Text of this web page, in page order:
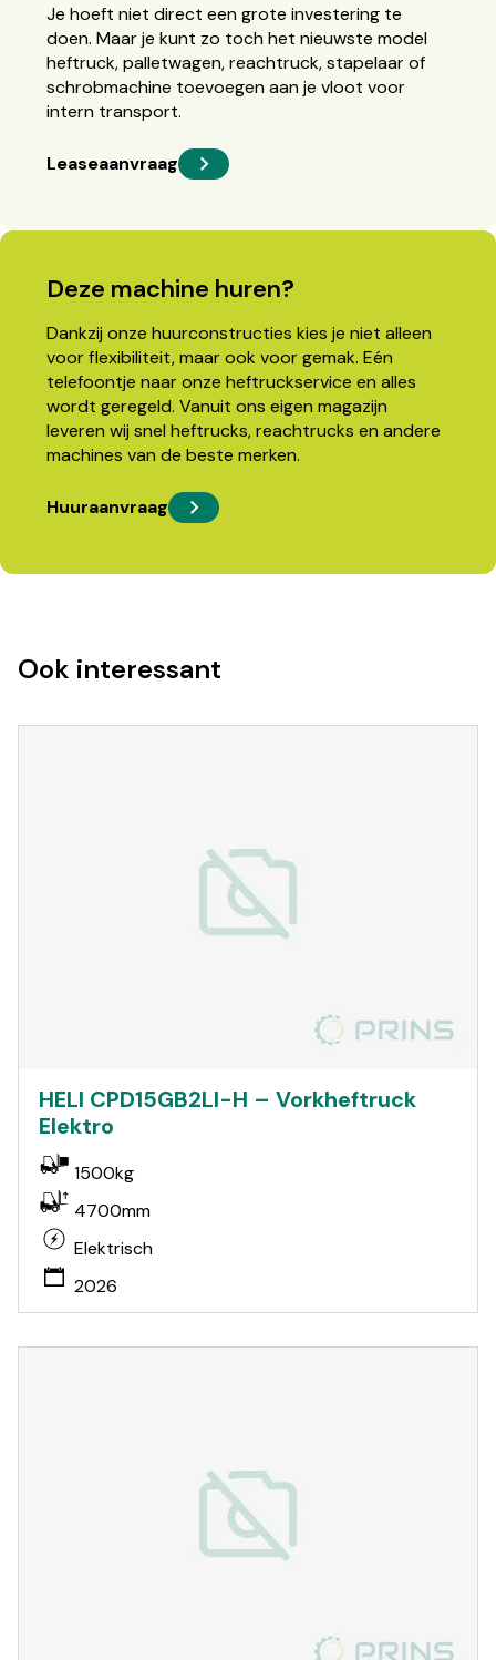
Je hoeft niet direct een grote investering te
doen. Maar je kunt zo toch het nieuwste model
heftruck, palletwagen, reachtruck, stapelaar of
schrobmachine toevoegen aan je vloot voor
intern transport.
Leaseaanvraag
Deze machine huren?
Dankzij onze huurconstructies kies je niet alleen
voor flexibiliteit, maar ook voor gemak. Eén
telefoontje naar onze heftruckservice en alles
wordt geregeld. Vanuit ons eigen magazijn
leveren wij snel heftrucks, reachtrucks en andere
machines van de beste merken.
Huuraanvraag
Ook interessant
HELI CPD15GB2LI-H – Vorkheftruck
Elektro
1500kg
4700mm
Elektrisch
2026